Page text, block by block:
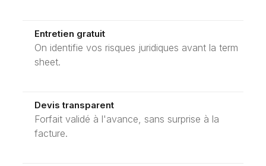
Entretien gratuit
On identifie vos risques juridiques avant la term
sheet.
Devis transparent
Forfait validé à l'avance, sans surprise à la
facture.